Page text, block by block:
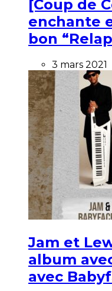
[Coup de
enchante
bon
3 mars 2021
Jam et
album
avec